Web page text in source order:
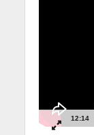
12:14